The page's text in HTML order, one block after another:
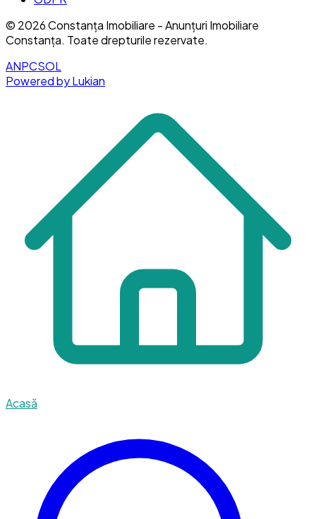
© 2026Constanța Imobiliare - Anunțuri Imobiliare
Constanța. Toate drepturile rezervate.
ANPCSOL
Powered by Lukian
Acasă